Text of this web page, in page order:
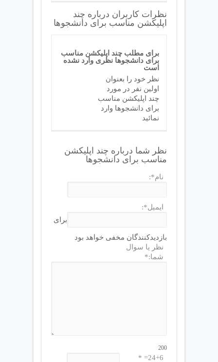
نظرات کاربران درباره چند
اپلیکشن مناسب برای دانشجوها
برای مطلب چند اپلیکشن مناسب
برای دانشجوها نظری وارد نشده
است
نظر خود را بعنوان
اولین نفر در مورد
چند اپلیکشن مناسب
برای دانشجوها وارد
نمائید
نظر شما درباره چند اپلیکشن
مناسب برای دانشجوها
نام*:
ایمیل*:
برای
بازدیدکنندگان مخفی خواهد بود
نظر یا سوال
شما:*
200
24+6= *